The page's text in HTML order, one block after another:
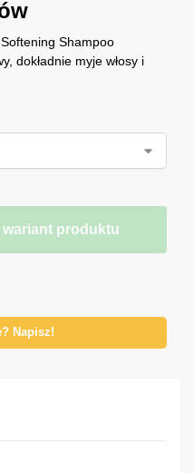
Shampoo
dokładnie myje włosy i
wariant produktu
Napisz!